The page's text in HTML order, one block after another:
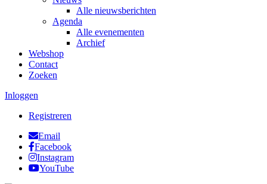
Alle nieuwsberichten
Agenda
Alle evenementen
Archief
Webshop
Contact
Zoeken
Inloggen
Registreren
Email
Facebook
Instagram
YouTube